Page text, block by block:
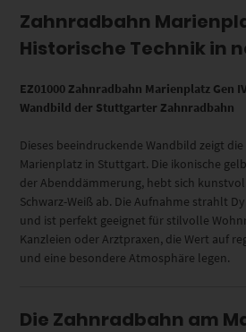
Zahnradbahn
Historische Technik in
EZ01000 Zahnradbahn Marienplatz Gen
Wandbild der Stuttgarter Zahnradbahn
Dieses beeindruckende Wandbild zeigt
Marienplatz in Stuttgart. Die ikonische
der Abenddämmerung, hebt sich
Schwarz-Weiß ab. Die Aufnahme strahlt
und ist perfekt geeignet für stilvolle
Kanzleien oder Arztpraxen, die Wert auf
und eine besondere Atmosphäre legen.
Die Zahnradbahn am